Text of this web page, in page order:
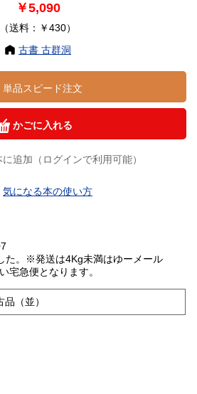
￥5,090
（送料：￥430）
古書 古群洞
単品スピード注文
かごに入れる
追加（ログインで利用可能）
気になる本の使い方
た。※発送は4Kg未満はゆーメール
宅急便となります。
品（並）